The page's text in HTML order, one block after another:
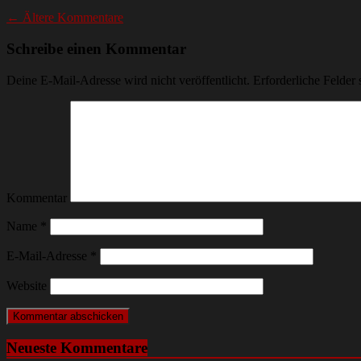
← Ältere Kommentare
Schreibe einen Kommentar
Deine E-Mail-Adresse wird nicht veröffentlicht. Erforderliche Felder
Kommentar
Name
E-Mail-Adresse
Website
Neueste Kommentare